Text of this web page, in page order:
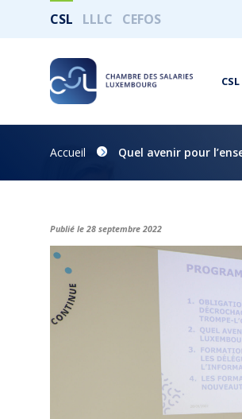
CSL LLLC CEFOS
CSL
Accueil Quel avenir pour
Publié le 28 septembre 2022